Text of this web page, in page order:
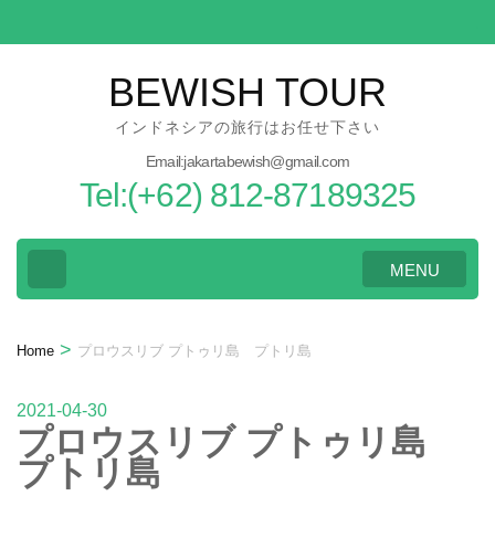
to
BEWISH TOUR
インドネシアの旅行はお任せ下さい
Email:jakartabewish@gmail.com
Tel:(+62) 812-87189325
MENU
Home > プロウスリブ プトゥリ島 プトリ島
2021-04-30
プロウスリブ プトゥリ島
プトリ島